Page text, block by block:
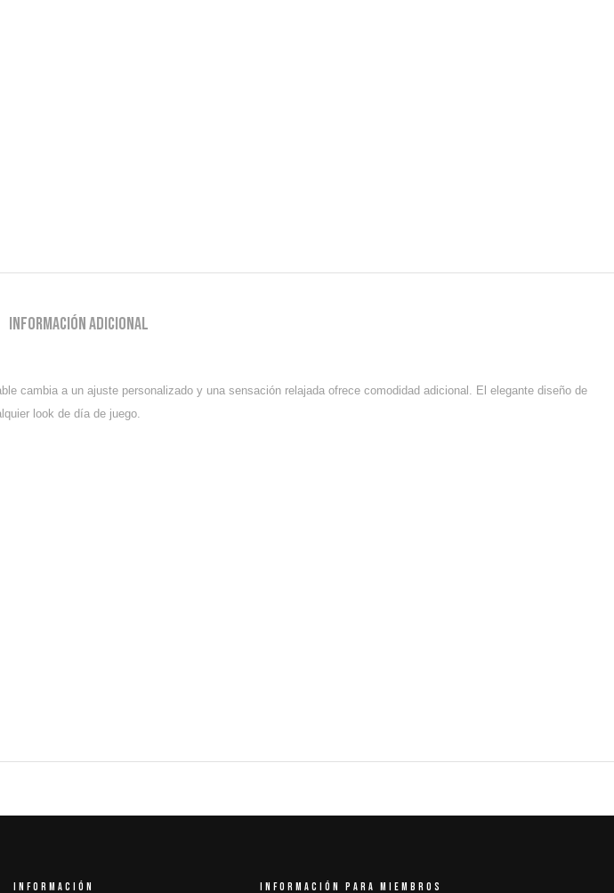
Información adicional
cambia a un ajuste personalizado y una sensación relajada ofrece comodidad adicional.
El elegante diseño de
look de día de juego.
INFORMACIÓN INFORMACIÓN PARA MIEMBROS